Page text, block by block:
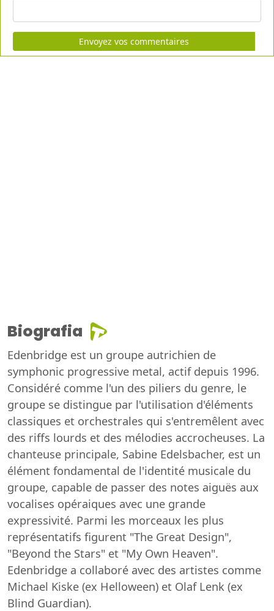
Envoyez vos commentaires
Biografia
Edenbridge est un groupe autrichien de
symphonic progressive metal, actif depuis 1996.
Considéré comme l'un des piliers du genre, le
groupe se distingue par l'utilisation d'éléments
classiques et orchestrales qui s'entremêlent avec
des riffs lourds et des mélodies accrocheuses. La
chanteuse principale, Sabine Edelsbacher, est un
élément fondamental de l'identité musicale du
groupe, capable de passer des notes aiguës aux
vocalises opéraiques avec une grande
expressivité. Parmi les morceaux les plus
représentatifs figurent "The Great Design",
"Beyond the Stars" et "My Own Heaven".
Edenbridge a collaboré avec des artistes comme
Michael Kiske (ex Helloween) et Olaf Lenk (ex
Blind Guardian).